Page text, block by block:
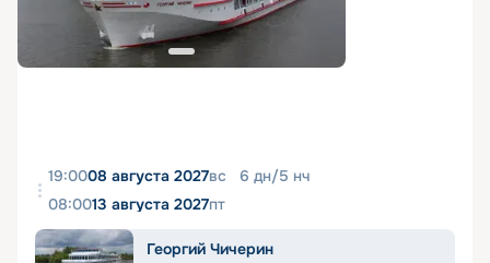
19:0008 августа 2027вс 6 дн/5 нч
08:0013 августа 2027пт
Георгий Чичерин